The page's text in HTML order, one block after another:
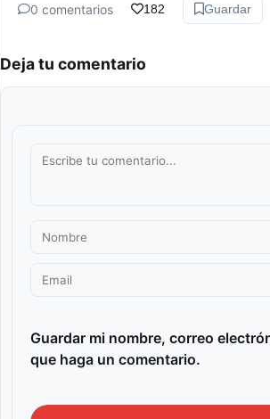
0 comentarios 182 Guardar
Deja tu comentario
Guardar mi nombre, correo
que haga un comentario.